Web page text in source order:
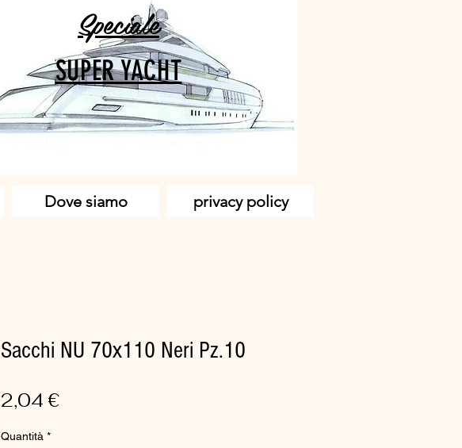
Speciale
SUPER YACHT
Dove siamo privacy policy
Sacchi NU 70x110 Neri Pz.10
2,04 €
Quantità *